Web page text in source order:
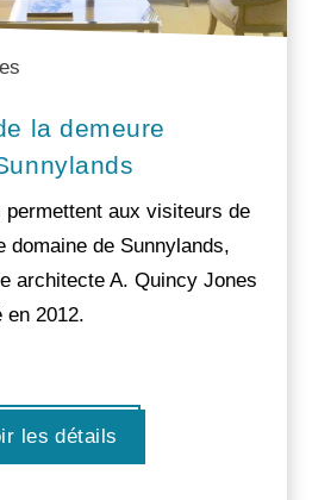
la demeure
permettent aux visiteurs de
domaine de Sunnylands,
architecte A. Quincy Jones
en 2012.
les détails